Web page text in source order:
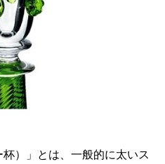
杯）」とは、一般的に太いス